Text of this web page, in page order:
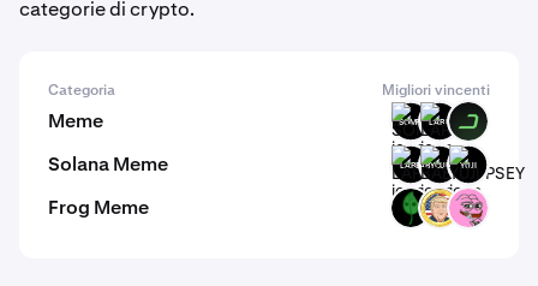
categorie di crypto.
Categoria Migliori vincenti
Meme SOMPI LARP DARK
Solana Meme LARPBABYCUPSEYYUJI
Frog Meme TABOSHI DTC PORK